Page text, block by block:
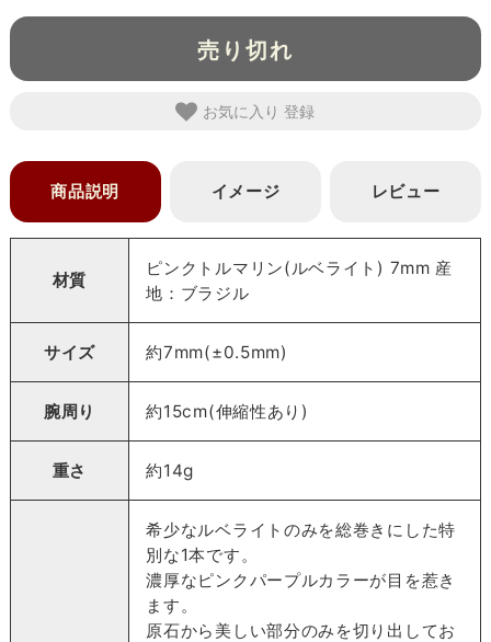
売り切れ
お気に入り
商品説明 イメージ レビュー
材質
ピンクトルマリン(ルベライト) 7mm 産
地：ブラジル
サイズ 約7mm(±0.5mm)
腕周り 約15cm(伸縮性あり)
重さ 約14g
希少なルベライトのみを総巻きにした特
別な1本です。
濃厚なピンクパープルカラーが目を惹き
ます。
原石から美しい部分のみを切り出してお